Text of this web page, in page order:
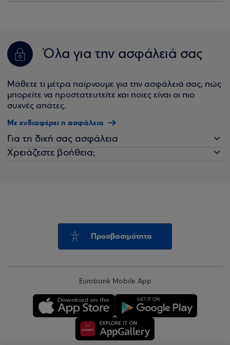
Όλα για την ασφάλειά σας
Μάθετε τι μέτρα παίρνουμε για την ασφάλειά σας, πώς
μπορείτε να προστατευτείτε και ποιες είναι οι πιο
συχνές απάτες.
Με ενδιαφέρει η ασφάλεια
Για τη δική σας ασφάλεια
Χρειάζεστε βοήθεια;
Προσβασιμότητα
Eurobank Mobile App